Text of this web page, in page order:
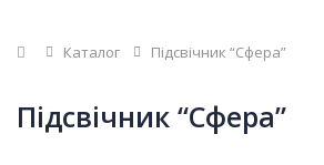
Головна
Каталог
Підсвічник “Сфера”
Підсвічник “Сфера”